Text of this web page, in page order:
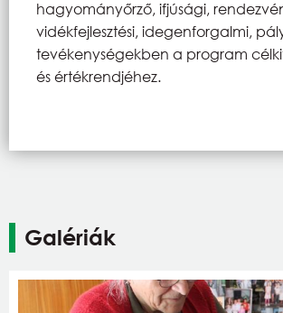
hagyományőrző, ifjúsági,
vidékfejlesztési, idegenforgalmi,
tevékenységekben a program
és értékrendjéhez.
Galériák